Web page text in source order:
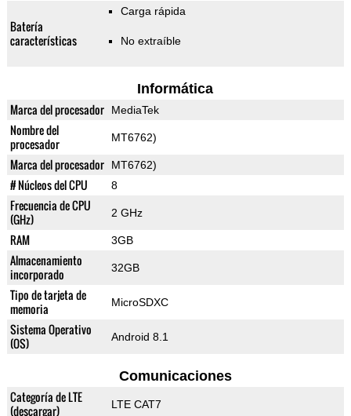
Batería
características
Carga rápida
No extraíble
Informática
Marca del procesador MediaTek
Nombre del
procesador
MT6762)
Marca del procesador MT6762)
# Núcleos del CPU 8
Frecuencia de CPU
(GHz)
2 GHz
RAM 3GB
Almacenamiento
incorporado
32GB
Tipo de tarjeta de
memoria
MicroSDXC
Sistema Operativo
(OS)
Android 8.1
Comunicaciones
Categoría de LTE
(descargar)
LTE CAT7